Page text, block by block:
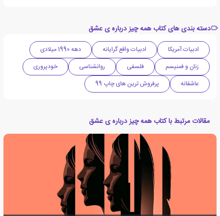
دسته بندی های کتاب همه چیز درباره ی عشق
ادبیات آمریکا ادبیات واقع گرایانه
دهه 1990 میلادی
زنان و فمنیسم
فلسفی روانشناسی
خودپروری
عاشقانه
پرفروش ترین های چاپ 99
مقالات مرتبط با کتاب همه چیز درباره ی عشق